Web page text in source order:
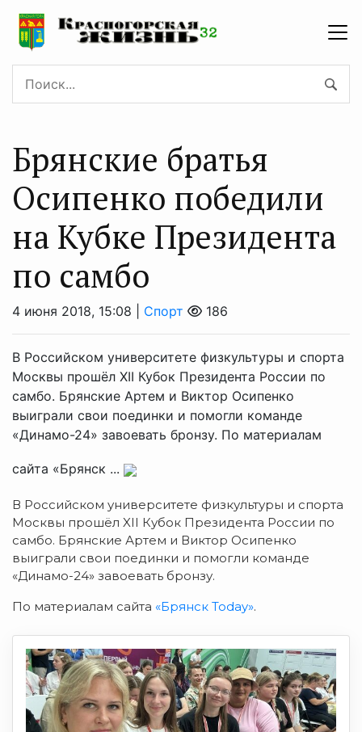
Брянские братья
Осипенко победили
на Кубке Президента
по самбо
4 июня 2018, 15:08 | Спорт 186
В Российском университете физкультуры и спорта
Москвы прошёл XII Кубок Президента России по
самбо. Брянские Артем и Виктор Осипенко
выиграли свои поединки и помогли команде
«Динамо-24» завоевать бронзу. По материалам
сайта «Брянск ...
В Российском университете физкультуры и спорта
Москвы прошёл XII Кубок Президента России по
самбо. Брянские Артем и Виктор Осипенко
выиграли свои поединки и помогли команде
«Динамо-24» завоевать бронзу.
По материалам сайта «Брянск Today».